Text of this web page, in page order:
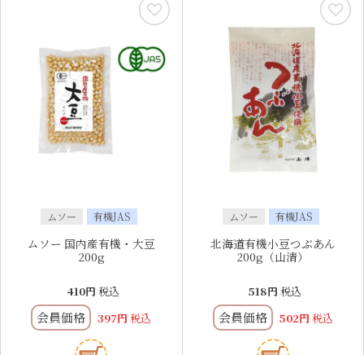
ムソー 有機JAS
ムソー 国内産有機・大豆
200g
410 税込
会員価格 397 税込
ムソー 有機JAS
北海道有機小豆つぶあん
200g（山清）
518 税込
会員価格 502 税込